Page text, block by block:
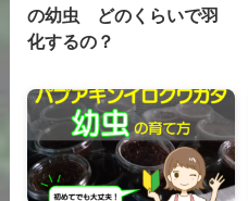
の幼虫 どのくらいで羽
化するの？